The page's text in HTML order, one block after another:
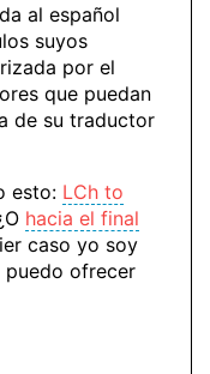
al español
suyos
por el
que puedan
de su traductor
esto: LCh to
hacia el final
caso yo soy
puedo ofrecer